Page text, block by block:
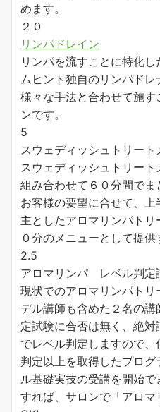
めます。
２０
リンパドレイン
リンパを流すことに特化
ムヒント独自のリンパドレ
様々な手法と合わせて施
ンです。
5
スウェディッシュトリー
スウェディッシュトリー
組み合わせて６０分間でま
お客様の要望に合せて、
主としたアロマリンパト
０分のメニューとして提供
2.5
アロマリンパ レベル判定
現状でのアロマリンパト
デル講師も含めた２名の
定試験に合否は無く、絶
でレベル判定しますので
判定以上を取得したプロ
ル基礎実技の受講を開始
すれば、サロンで「アロ